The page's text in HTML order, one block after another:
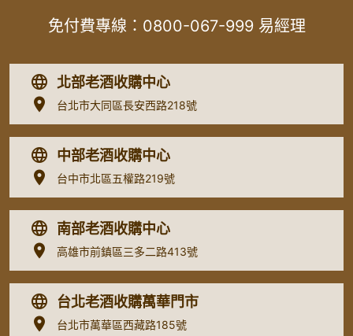
免付費專線： 0800-067-999易經理
北部老酒收購中心
台北市大同區長安西路218號
中部老酒收購中心
台中市北區五權路219號
南部老酒收購中心
高雄市前鎮區三多二路413號
台北老酒收購萬華門市
台北市萬華區西藏路185號